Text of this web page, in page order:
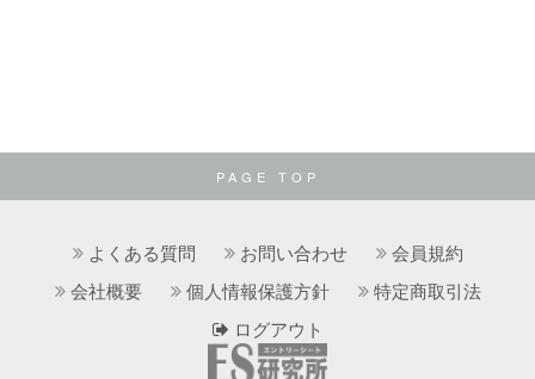
PAGE TOP
よくある質問 お問い合わせ
会員規約
会社概要
個人情報保護方針
特定商取引法
ログアウト